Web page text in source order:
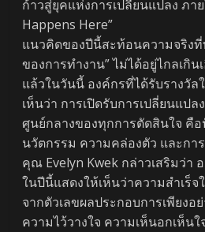
ก้าวสู่ยุคแห่งการเปลี่ยนแปลง ภา
Happens Here”
แนวคิดของปีนี้สะท้อนความจริงที่
ของการทำงาน” ไม่ได้อยู่ไกลเกิ
แล้วในวันนี้ องค์กรที่ได้รับรางวัล
เห็นว่า การเปิดรับการเปลี่ยนแปล
ศูนย์กลางของทุกการตัดสินใจ คื
นวัตกรรม ความคล่องตัว และกา
คุณ Evelyn Kwek กล่าวเสริมว่า
ในปีนี้แสดงให้เห็นว่าความสำเร็
จากตัวเลขผลประกอบการเพียงอ
ความไว้วางใจ ความเห็นอกเห็น